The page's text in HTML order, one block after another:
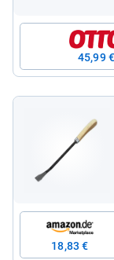
45,99 €
18,83 €